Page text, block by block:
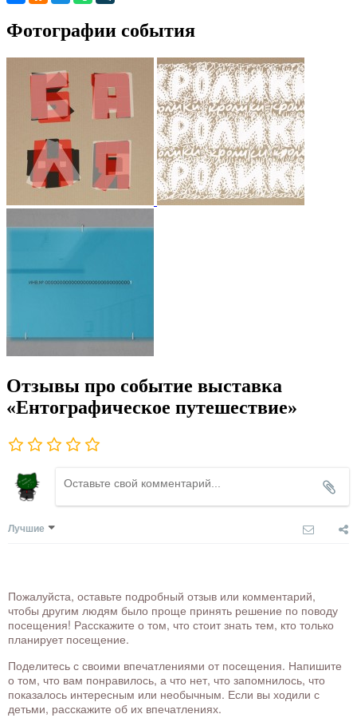
Фотографии события
Отзывы про событие выставка
«Ентографическое путешествие»
Лучшие
Пожалуйста, оставьте подробный отзыв или комментарий,
чтобы другим людям было проще принять решение по поводу
посещения! Расскажите о том, что стоит знать тем, кто только
планирует посещение.
Поделитесь с своими впечатлениями от посещения. Напишите
о том, что вам понравилось, а что нет, что запомнилось, что
показалось интересным или необычным. Если вы ходили с
детьми, расскажите об их впечатлениях.